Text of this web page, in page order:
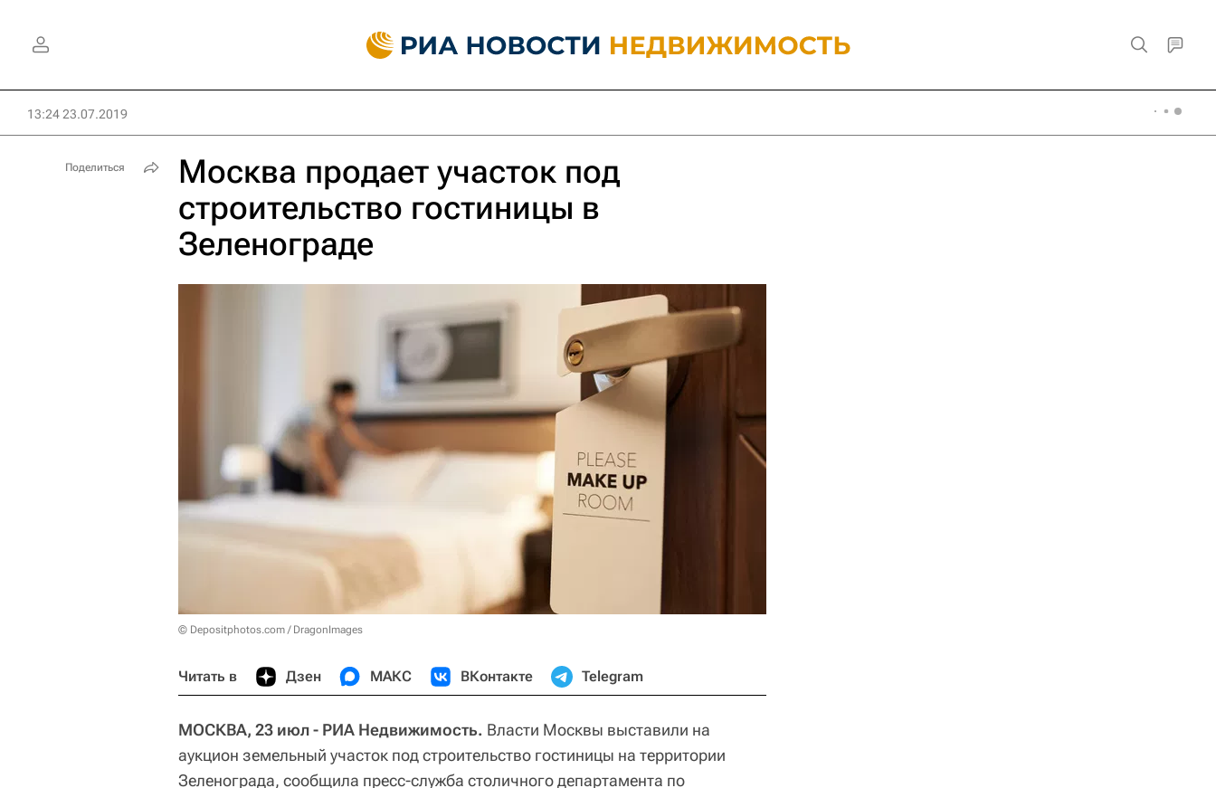
13:24 23.07.2019
Москва продает участок под
строительство гостиницы в
Зеленограде
© Depositphotos.com / DragonImages
Читать в Дзен МАКС ВКонтакте Telegram
МОСКВА, 23 июл - РИА Недвижимость. Власти Москвы выставили на
аукцион земельный участок под строительство гостиницы на территории
Зеленограда, сообщила пресс-служба столичного департамента по
Поделиться